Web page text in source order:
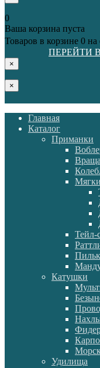
0
Ваша корзина пуста
Товаров в корзине 0 на
ПЕРЕЙТИ
×
×
Главная
Каталог
Приманки
Тейл-
Катушки
Удилища